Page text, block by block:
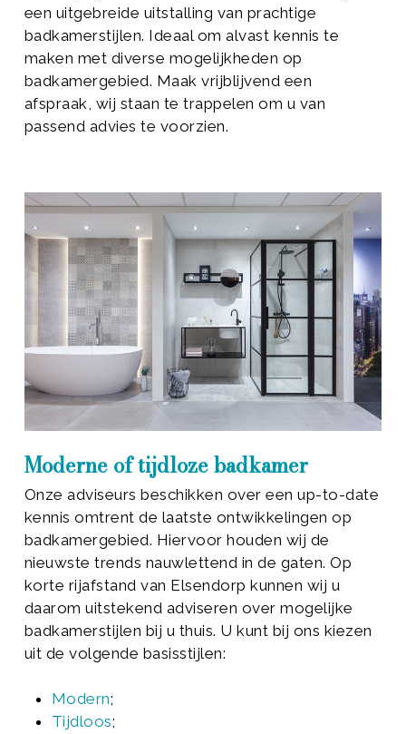
een uitgebreide uitstalling van prachtige
badkamerstijlen. Ideaal om alvast kennis te
maken met diverse mogelijkheden op
badkamergebied. Maak vrijblijvend een
afspraak, wij staan te trappelen om u van
passend advies te voorzien.
Moderne of tijdloze badkamer
Onze adviseurs beschikken over een up-to-date
kennis omtrent de laatste ontwikkelingen op
badkamergebied. Hiervoor houden wij de
nieuwste trends nauwlettend in de gaten. Op
korte rijafstand van Elsendorp kunnen wij u
daarom uitstekend adviseren over mogelijke
badkamerstijlen bij u thuis. U kunt bij ons kiezen
uit de volgende basisstijlen:
Modern;
Tijdloos;